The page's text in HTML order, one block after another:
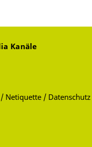
Kanäle
Netiquette / Datenschutz